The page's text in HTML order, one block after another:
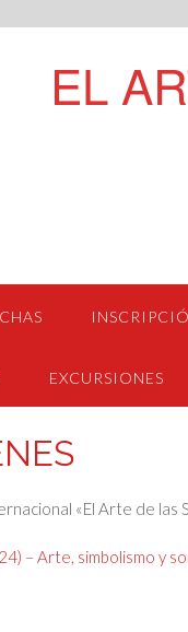
EL
EXCURSIONES
«El Arte de las
– Arte, simbolismo y